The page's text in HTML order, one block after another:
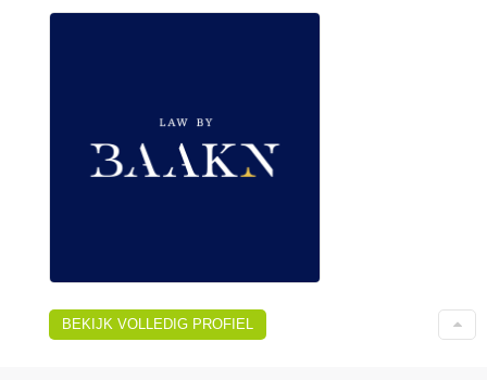
BEKIJK VOLLEDIG PROFIEL